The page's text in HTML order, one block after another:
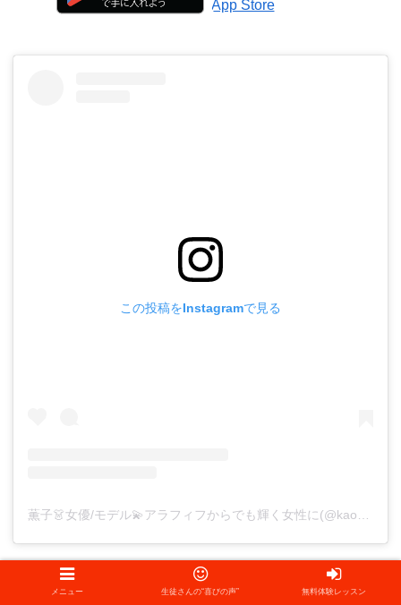
この投稿をInstagramで見る
恐竜タレント『いくた的恐竜おねえさん』
メニュー 生徒さんの“喜びの声” 無料体験レッスン